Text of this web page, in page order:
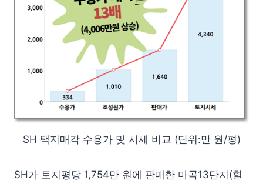
SH 택지매각 수용가 및 시세 비교 (단위:만 원/평)
SH가 토지평당 1,754만 원에 판매한 마곡13단지(힐